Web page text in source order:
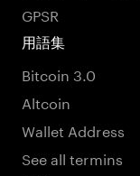
GPSR
用語集
Bitcoin 3.0
Altcoin
Wallet Address
See all termins